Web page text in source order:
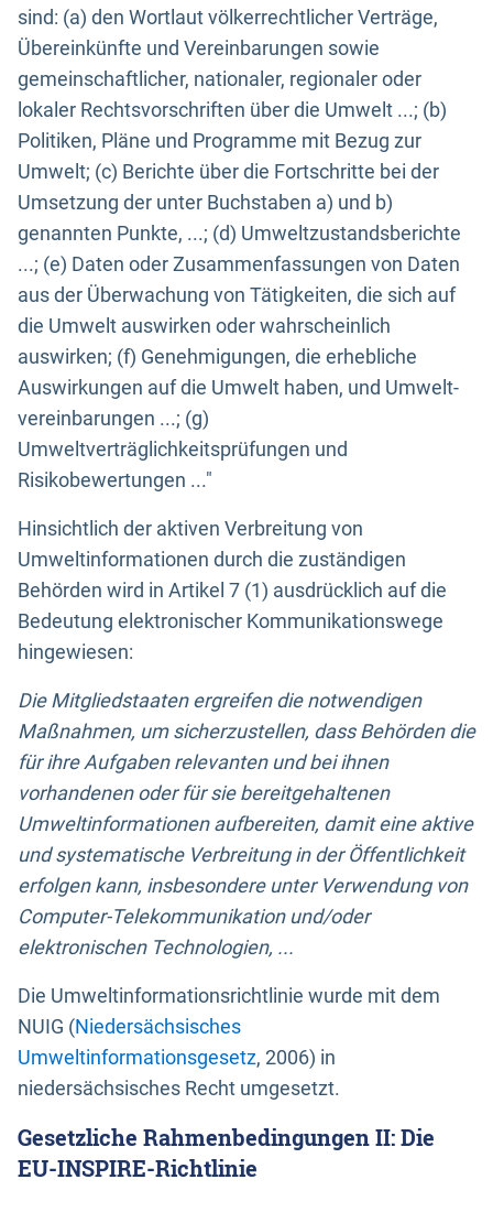
sind: (a) den Wortlaut völkerrechtlicher Verträge,
Übereinkünfte und Vereinbarungen sowie
gemeinschaftlicher, nationaler, regionaler oder
lokaler Rechtsvorschriften über die Umwelt ...; (b)
Politiken, Pläne und Programme mit Bezug zur
Umwelt; (c) Berichte über die Fortschritte bei der
Umsetzung der unter Buchstaben a) und b)
genannten Punkte, ...; (d) Umweltzustandsberichte
...; (e) Daten oder Zusammenfassungen von Daten
aus der Überwachung von Tätigkeiten, die sich auf
die Umwelt auswirken oder wahrscheinlich
auswirken; (f) Genehmigungen, die erhebliche
Auswirkungen auf die Umwelt haben, und Umwelt-
vereinbarungen ...; (g)
Umweltverträglichkeitsprüfungen und
Risikobewertungen ..."
Hinsichtlich der aktiven Verbreitung von
Umweltinformationen durch die zuständigen
Behörden wird in Artikel 7 (1) ausdrücklich auf die
Bedeutung elektronischer Kommunikationswege
hingewiesen:
Die Mitgliedstaaten ergreifen die notwendigen
Maßnahmen, um sicherzustellen, dass Behörden die
für ihre Aufgaben relevanten und bei ihnen
vorhandenen oder für sie bereitgehaltenen
Umweltinformationen aufbereiten, damit eine aktive
und systematische Verbreitung in der Öffentlichkeit
erfolgen kann, insbesondere unter Verwendung von
Computer-Telekommunikation und/oder
elektronischen Technologien, ...
Die Umweltinformationsrichtlinie wurde mit dem
NUIG (Niedersächsisches
Umweltinformationsgesetz, 2006) in
niedersächsisches Recht umgesetzt.
Gesetzliche Rahmenbedingungen II: Die
EU-INSPIRE-Richtlinie